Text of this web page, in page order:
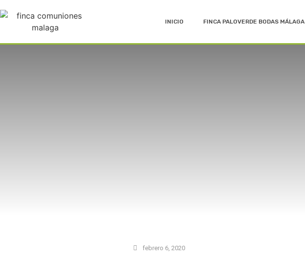
INICIO FINCA PALOVERDE BODAS MÁLAGA
febrero 6, 2020